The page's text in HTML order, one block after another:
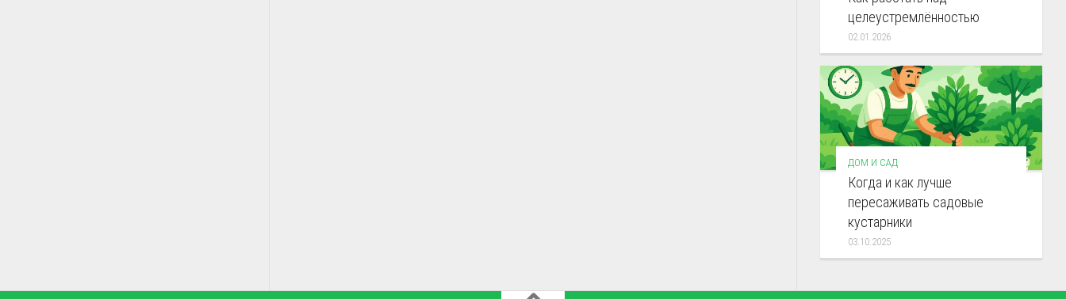
целеустремлённостью
02.01.2026
ДОМ И САД
Когда и как лучше
пересаживать садовые
кустарники
03.10.2025